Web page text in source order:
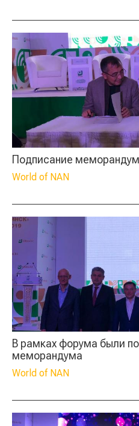
Подписание
World of NAN
В рамках форума были
меморандума
World of NAN